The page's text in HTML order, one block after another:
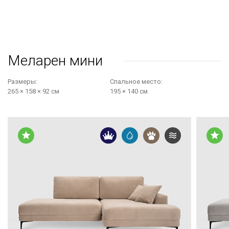
Форма углового дивана делает пространство логичным и
ощущение порядка и делает каждый метр полезным.
Высокие ножки добавляют лёгкости, а модели без ножек
выглядят устойчиво и монолитно. Подлокотники могут
декоративные подушки создают ощущение добротности,
когда каждая деталь на своём месте.
ДЛЯ ТЕХ, КТО ЖИВЁТ БЕЗ ЛИШНЕЙ
Меларен мини
Размеры:
265 × 158 × 92 см
Cпальное место:
195 × 140 см